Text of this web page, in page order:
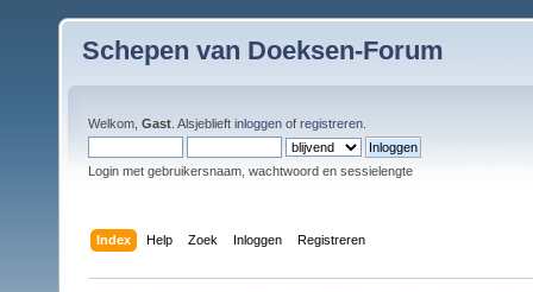
Schepen van Doeksen-Forum
Welkom, Gast . Alsjeblieft inloggen of registreren
Login met gebruikersnaam, wachtwoord en sessielengte
Index Help Zoek Inloggen Registreren